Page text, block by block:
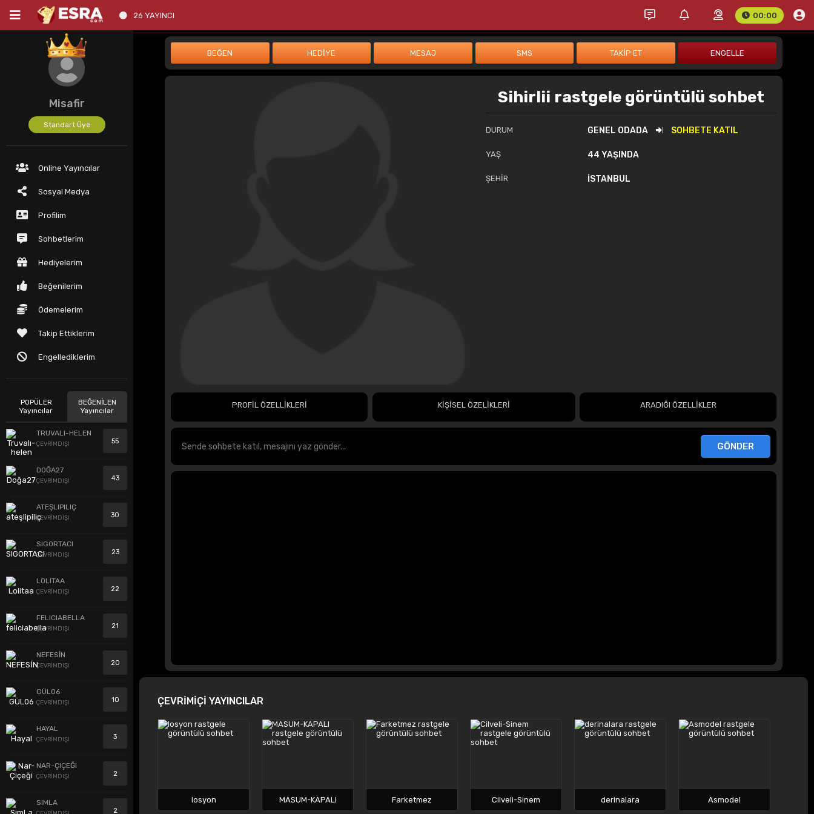
26 YAYINCI 00:00
Misafir
Standart Üye
Online Yayıncılar
Sosyal Medya
Profilim
Sohbetlerim
Hediyelerim
Beğenilerim
Ödemelerim
Takip Ettiklerim
Engellediklerim
POPÜLER
Yayıncılar
BEĞENİLEN
Yayıncılar
TRUVALI-HELEN
ÇEVRİMDIŞI 55
DOĞA27
ÇEVRİMDIŞI 43
ATEŞLIPILIÇ
ÇEVRİMDIŞI 30
SIGORTACI
ÇEVRİMDIŞI 23
LOLITAA
ÇEVRİMDIŞI 22
FELICIABELLA
ÇEVRİMDIŞI 21
NEFESİN
ÇEVRİMDIŞI 20
GÜL06
ÇEVRİMDIŞI 10
HAYAL
ÇEVRİMDIŞI 3
NAR-ÇIÇEĞI
ÇEVRİMDIŞI 2
SIMLA
2
Sihirlii rastgele görüntülü sohbet
DURUM GENEL ODADA SOHBETE KATIL
YAŞ 44 YAŞINDA
ŞEHİR İSTANBUL
PROFİL ÖZELLİKLERİ KİŞİSEL ÖZELİKLERİ ARADIĞI ÖZELLİKLER
ÇEVRİMİÇİ YAYINCILAR
losyon MASUM-KAPALI Farketmez Cilveli-Sinem derinalara Asmodel